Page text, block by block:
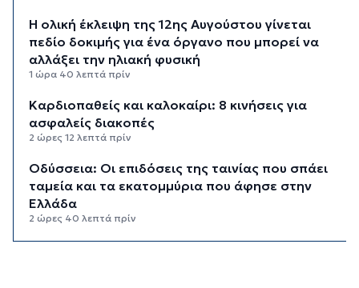
Η ολική έκλειψη της 12ης Αυγούστου γίνεται
πεδίο δοκιμής για ένα όργανο που μπορεί να
αλλάξει την ηλιακή φυσική
1 ώρα 40 λεπτά πρίν
Καρδιοπαθείς και καλοκαίρι: 8 κινήσεις για
ασφαλείς διακοπές
2 ώρες 12 λεπτά πρίν
Οδύσσεια: Οι επιδόσεις της ταινίας που σπάει
ταμεία και τα εκατομμύρια που άφησε στην
Ελλάδα
2 ώρες 40 λεπτά πρίν